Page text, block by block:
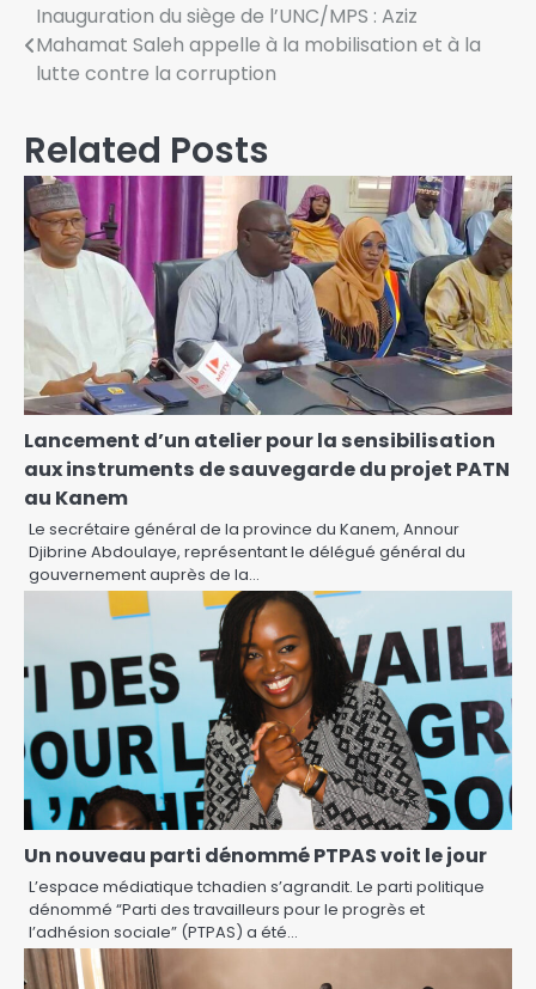
Inauguration du siège de l’UNC/MPS : Aziz
Mahamat Saleh appelle à la mobilisation et à la
lutte contre la corruption
Related Posts
Lancement d’un atelier pour la sensibilisation
aux instruments de sauvegarde du projet PATN
au Kanem
Le secrétaire général de la province du Kanem, Annour
Djibrine Abdoulaye, représentant le délégué général du
gouvernement auprès de la…
Un nouveau parti dénommé PTPAS voit le jour
L’espace médiatique tchadien s’agrandit. Le parti politique
dénommé “Parti des travailleurs pour le progrès et
l’adhésion sociale” (PTPAS) a été…